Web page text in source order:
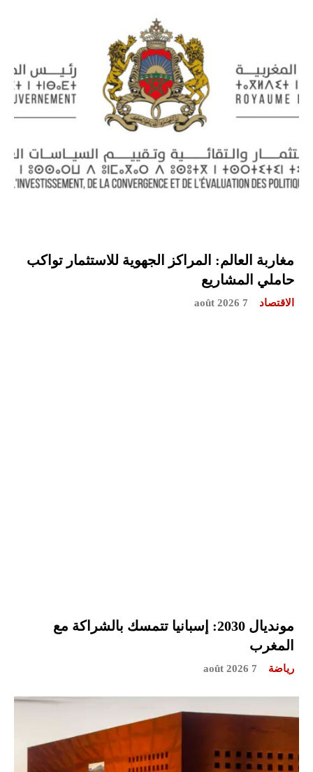
مغاربة العالم: المراكز الجهوية للاستثمار تواكب
حاملي المشاريع
الاقتصاد 7 août 2026
مونديال 2030: إسبانيا تتمسك بالشراكة مع
المغرب
رياضة 7 août 2026